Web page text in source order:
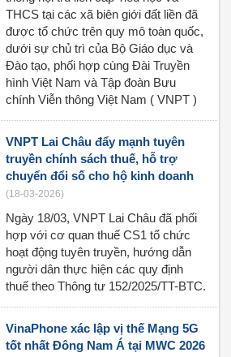
THCS tại các xã biên giới đất liền đã
được tổ chức trên quy mô toàn quốc,
dưới sự chủ trì của Bộ Giáo dục và
Đào tạo, phối hợp cùng Đài Truyền
hình Việt Nam và Tập đoàn Bưu
chính Viễn thông Việt Nam ( VNPT )
VNPT Lai Châu đẩy mạnh tuyên
truyền chính sách thuế, hỗ trợ
chuyển đổi số cho hộ kinh doanh
(18-03-2026)
Ngày 18/03, VNPT Lai Châu đã phối
hợp với cơ quan thuế CS1 tổ chức
hoạt động tuyên truyền, hướng dẫn
người dân thực hiện các quy định
thuế theo Thông tư 152/2025/TT-BTC.
VinaPhone xác lập vị thế Mạng 5G
tốt nhất Đông Nam Á tại MWC 2026